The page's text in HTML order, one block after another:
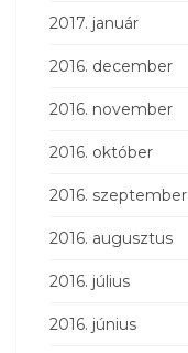
2017. január
2016. december
2016. november
2016. október
2016. szeptember
2016. augusztus
2016. július
2016. június